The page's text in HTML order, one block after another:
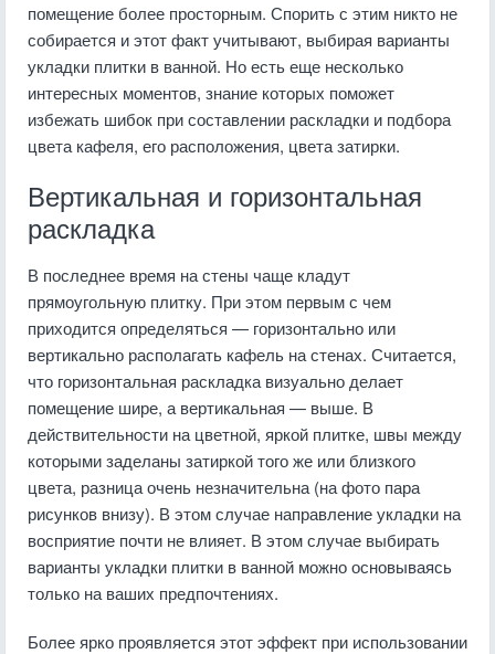
помещение более просторным. Спорить с этим никто не
собирается и этот факт учитывают, выбирая варианты
укладки плитки в ванной. Но есть еще несколько
интересных моментов, знание которых поможет
избежать шибок при составлении раскладки и подбора
цвета кафеля, его расположения, цвета затирки.
Вертикальная и горизонтальная
раскладка
В последнее время на стены чаще кладут
прямоугольную плитку. При этом первым с чем
приходится определяться — горизонтально или
вертикально располагать кафель на стенах. Считается,
что горизонтальная раскладка визуально делает
помещение шире, а вертикальная — выше. В
действительности на цветной, яркой плитке, швы между
которыми заделаны затиркой того же или близкого
цвета, разница очень незначительна (на фото пара
рисунков внизу). В этом случае направление укладки на
восприятие почти не влияет. В этом случае выбирать
варианты укладки плитки в ванной можно основываясь
только на ваших предпочтениях.
Более ярко проявляется этот эффект при использовании